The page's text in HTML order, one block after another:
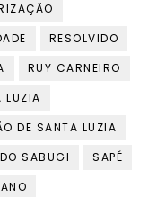
RESOLVIDO
RUY CARNEIRO
LUZIA
DE SANTA LUZIA
SABUGI
SAPÉ